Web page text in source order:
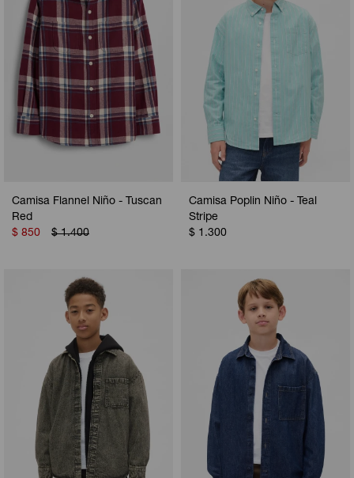
Camisa Flannel Niño - Tuscan
Red
$ 850 $ 1.400
Camisa Poplin Niño - Teal
Stripe
$ 1.300